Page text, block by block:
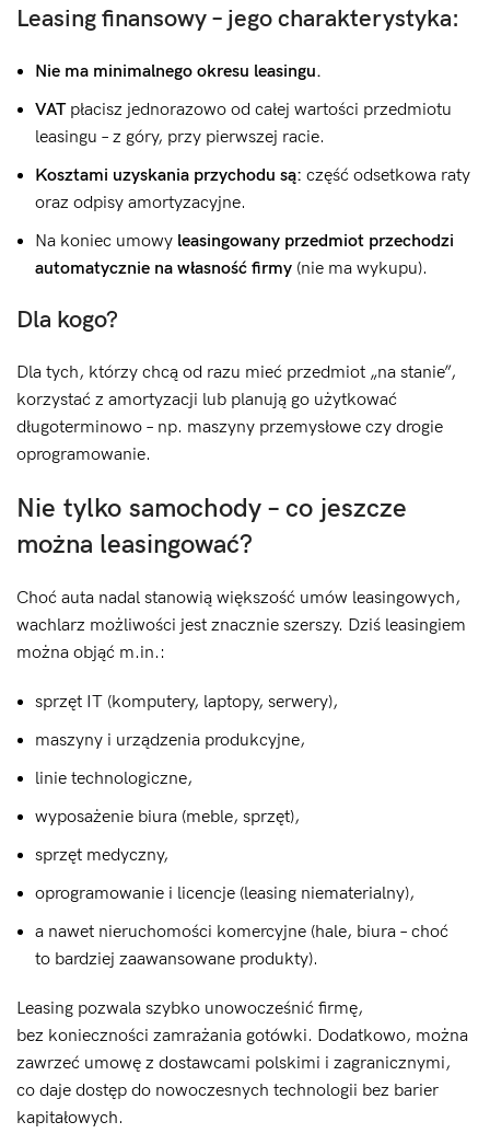
Leasing finansowy – jego charakterystyka:
Nie ma minimalnego okresu leasingu.
VATpłacisz jednorazowo od całej wartości przedmiotu
leasingu – z góry, przy pierwszej racie.
Kosztami uzyskania przychodu są: część odsetkowa raty
oraz odpisy amortyzacyjne.
Na koniec umowy leasingowany przedmiot przechodzi
automatycznie na własność firmy (nie ma wykupu).
Dla kogo?
Dla tych, którzy chcą od razu mieć przedmiot „na stanie”,
korzystać z amortyzacji lub planują go użytkować
długoterminowo – np. maszyny przemysłowe czy drogie
oprogramowanie.
Nie tylko samochody – co jeszcze
można leasingować?
Choć auta nadal stanowią większość umów leasingowych,
wachlarz możliwości jest znacznie szerszy. Dziś leasingiem
można objąć m.in.:
sprzęt IT (komputery, laptopy, serwery),
maszyny i urządzenia produkcyjne,
linie technologiczne,
wyposażenie biura (meble, sprzęt),
sprzęt medyczny,
oprogramowanie i licencje (leasing niematerialny),
a nawet nieruchomości komercyjne (hale, biura – choć
to bardziej zaawansowane produkty).
Leasing pozwala szybko unowocześnić firmę,
bez konieczności zamrażania gotówki. Dodatkowo, można
zawrzeć umowę z dostawcami polskimi i zagranicznymi,
co daje dostęp do nowoczesnych technologii bez barier
kapitałowych.